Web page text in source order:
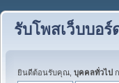
รับโพสเว็บบอร์
ยินดีต้อนรับคุณ, บุคคลทั่วไป